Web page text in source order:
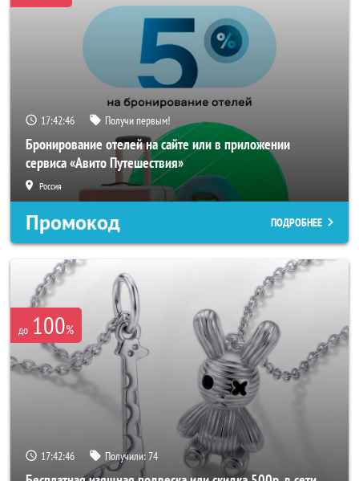
17:42:44 Получи первым!
Бронирование отелей на сайте или в приложении
сервиса «Авито Путешествия»
Россия
Промокод ПОДРОБНЕЕ
до 100%
17:42:44 Получили:74